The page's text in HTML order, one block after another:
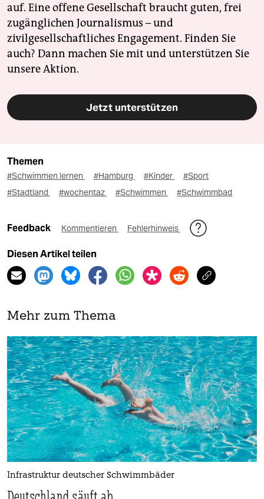
auf. Eine offene Gesellschaft braucht guten, frei
zugänglichen Journalismus – und
zivilgesellschaftliches Engagement. Finden Sie
auch? Dann machen Sie mit und unterstützen Sie
unsere Aktion.
Jetzt unterstützen
Themen
#Schwimmen lernen #Hamburg #Kinder
#Sport
#Stadtland
#wochentaz #Schwimmen #Schwimmbad
Feedback Kommentieren Fehlerhinweis
Diesen Artikel teilen
Mehr zum Thema
Infrastruktur deutscher Schwimmbäder